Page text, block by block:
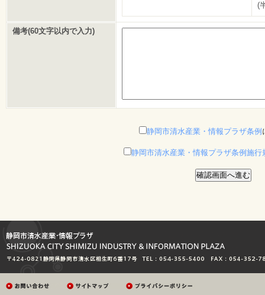
(
備考(60文字以内で入力)
静岡市清水産業・情報プラザ条例
静岡市清水産業・情報プラザ条例施行